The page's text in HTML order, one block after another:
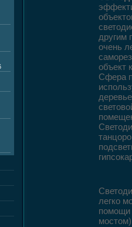
другим
очень
объект
Сфера
легко
помощи